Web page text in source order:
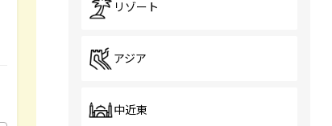
リゾート
アジア
中近東